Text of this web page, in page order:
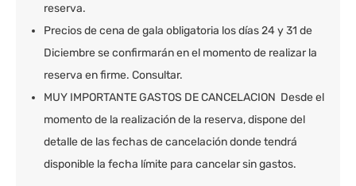
reserva.
Precios de cena de gala obligatoria los días 24 y 31 de
Diciembre se confirmarán en el momento de realizar la
reserva en firme. Consultar.
MUY IMPORTANTE GASTOS DE CANCELACION Desde el
momento de la realización de la reserva, dispone del
detalle de las fechas de cancelación donde tendrá
disponible la fecha límite para cancelar sin gastos.